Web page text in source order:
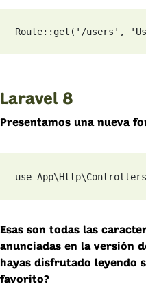
Route::get('/users',
Laravel 8
Presentamos una nueva
use
Esas son todas las
anunciadas en la versión
hayas disfrutado leyendo
favorito?